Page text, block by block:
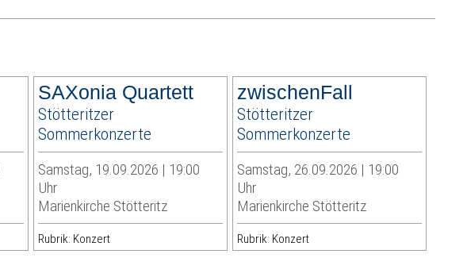
SAXonia Quartett
Stötteritzer
Sommerkonzerte
Samstag, 19.09.2026 | 19:00
Uhr
Marienkirche Stötteritz
Rubrik: Konzert
zwischenFall
Stötteritzer
Sommerkonzerte
Samstag, 26.09.2026 | 19:00
Uhr
Marienkirche Stötteritz
Rubrik: Konzert